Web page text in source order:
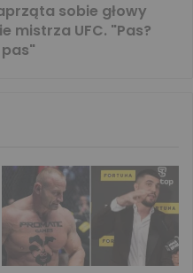
sobie głowy
mistrza UFC. "Pas?